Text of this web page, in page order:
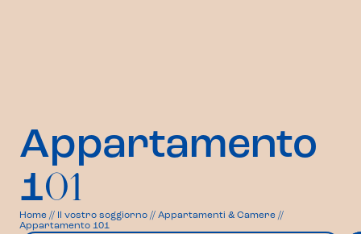
Appartamento
101
Home // Il vostro soggiorno // Appartamenti & Camere //
Appartamento 101